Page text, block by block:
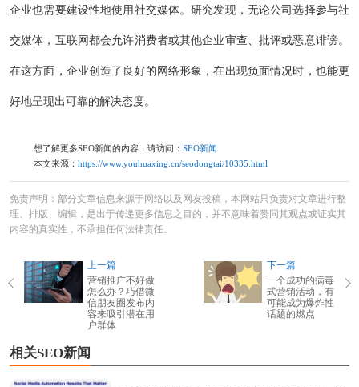
企业也需要建设性地使用社交媒体。研究发现，无论公司选择参与社
交媒体，互联网都会允许消费者或其他企业审查、批评或恶意诽谤。
在这方面，企业创造了良好的网络形象，在出现负面情况时，也能更
好地呈现出可靠的解决态度。
想了解更多SEO新闻的内容，请访问： SEO新闻
本文来源： https://www.youhuaxing.cn/seodongtai/10335.html
免责声明：部分文章信息来源于网络以及网友投稿，本网站只负责对文章进行整
理、排版、编辑，是出于传递更多信息之目的，并不意味着赞同其观点或证实其
内容的真实性，不承担任何法律责任。
上一篇
营销推广不好做
怎么办？巧借微
信朋友圈发布内
容来吸引潜在用
户群体
下一篇
一个成功的病毒
式营销活动，有
可能成为爆炸性
话题的燃点
相关SEO新闻